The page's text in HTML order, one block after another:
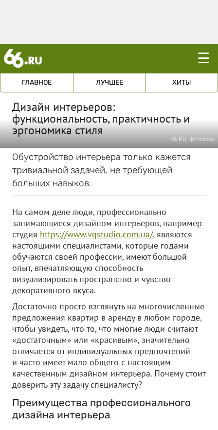
☰
ГЛАВНОЕ ЛУЧШЕЕ ХИТЫ
Дизайн интерьеров:
функциональность, практичность и
эргономика стиля
66.RU, фотосток
Обустройство интерьера только кажется
тривиальной задачей, не требующей
больших навыков.
На самом деле люди, профессионально
занимающиеся дизайном интерьеров, например
студия https://www.vgstudio.com.ua/, являются
настоящими специалистами, которые годами
обучаются своей профессии, имеют большой
опыт, впечатляющую способность
визуализировать пространство и чувство
декоративного вкуса.
Достаточно просто взглянуть на многочисленные
предложения квартир в аренду в любом городе,
чтобы увидеть, что то, что многие люди считают
«достаточным» или «красивым», значительно
отличается от индивидуальных предпочтений
и часто имеет мало общего с настоящим
качественным дизайном интерьера. Почему стоит
доверить эту задачу специалисту?
Преимущества профессионального
дизайна интерьера